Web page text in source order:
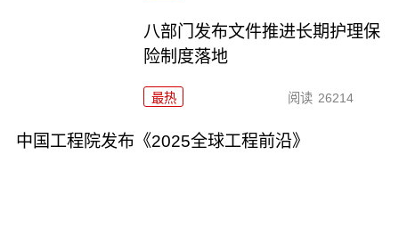
八部门发布文件推进长期护理保
险制度落地
最热 阅读 26214
中国工程院发布《2025全球工程前沿》